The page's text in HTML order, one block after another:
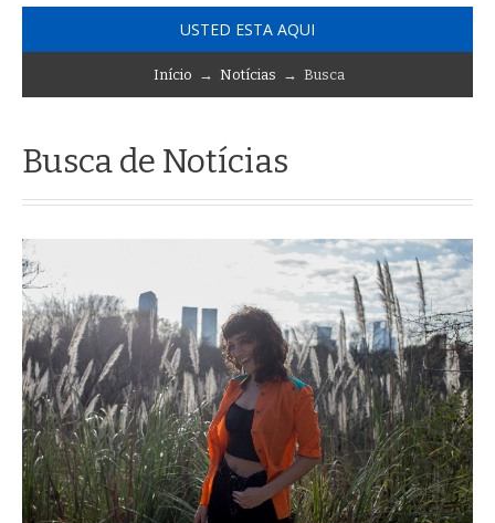
USTED ESTA AQUI
Início → Notícias → Busca
Busca de Notícias